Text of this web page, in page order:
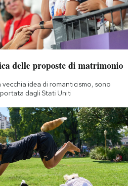
delle proposte di matrimonio
idea di romanticismo, sono
dagli Stati Uniti